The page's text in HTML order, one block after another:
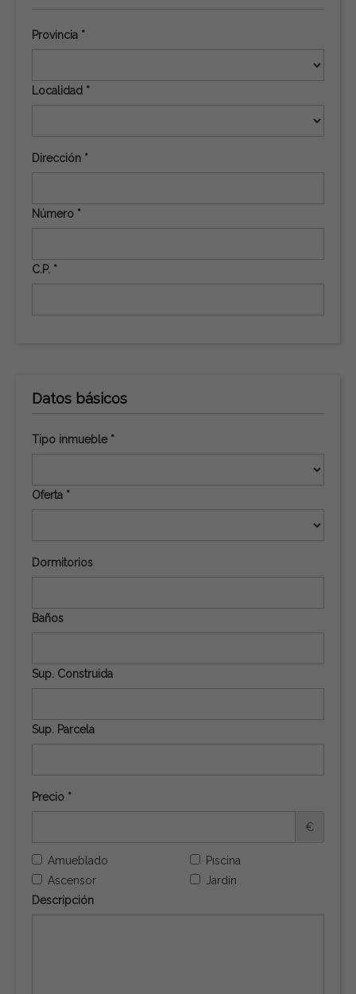
Provincia *
Localidad *
Dirección *
Número *
C.P. *
Datos básicos
Tipo inmueble *
Oferta *
Dormitorios
Baños
Sup. Construida
Sup. Parcela
Precio *
€
Amueblado
Piscina
Ascensor
Jardín
Descripción